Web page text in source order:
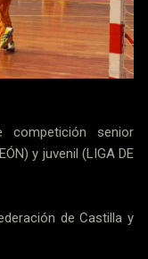
senior
y juvenil (LIGA DE
de Castilla y